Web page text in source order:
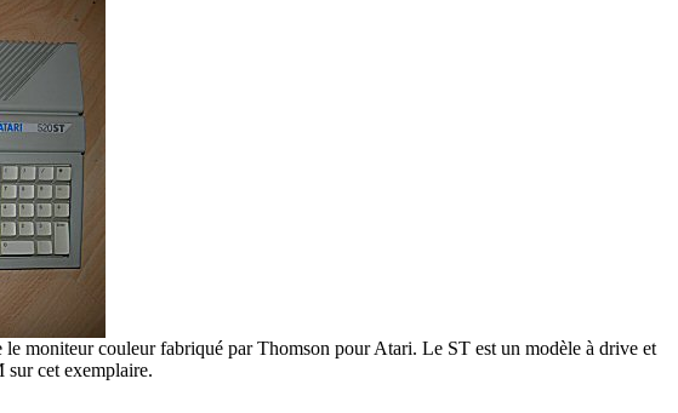
moniteur couleur fabriqué par Thomson pour Atari. Le ST est un modèle à drive et
cet exemplaire.